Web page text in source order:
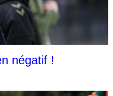
négatif !